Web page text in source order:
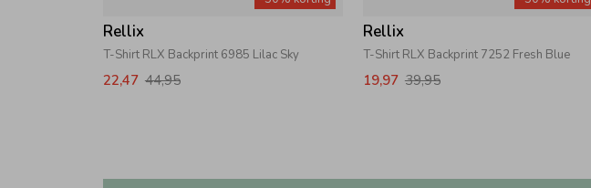
Rellix
T-Shirt RLX Backprint 6985 Lilac Sky
22,47 44,95
Rellix
T-Shirt RLX Backprint 7252 Fresh Blue
19,97 39,95